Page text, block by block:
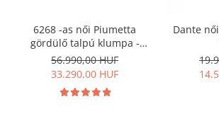
6268 -as női Piumetta
gördülő talpú klumpa -
fehér
56.990,00 HUF
33.290,00 HUF
Dante